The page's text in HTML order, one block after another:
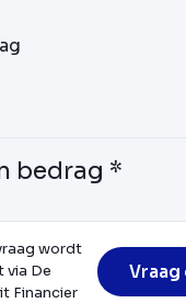
bedrag *
wordt
via De
Financier
Vraag